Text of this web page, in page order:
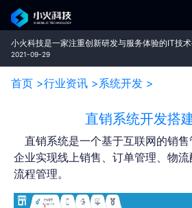
小火科技是一家注重创新研发与服务体验的IT技术
2021-09-29
首页 >行业资讯 >系统开发 >
直销系统开发搭
直销系统是一个基于互联网的销
企业实现线上销售、订单管理、物
流程管理。